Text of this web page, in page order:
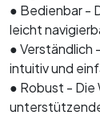
● Bedienbar -
leicht
● Verständlich
intuitiv und
● Robust -